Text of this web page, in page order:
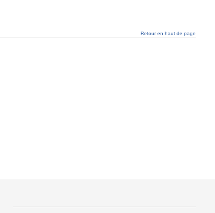
Retour en haut de page